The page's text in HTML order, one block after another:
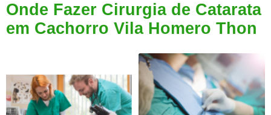
Onde Fazer Cirurgia de Catarata
em Cachorro Vila Homero Thon